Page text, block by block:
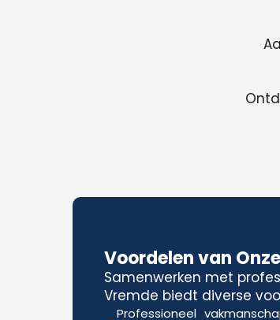
Voordelen van
Samenwerken met
Vremde biedt diverse
Professioneel